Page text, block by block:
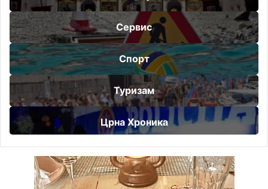
Сервис
Спорт
Туризам
Црна Хроника